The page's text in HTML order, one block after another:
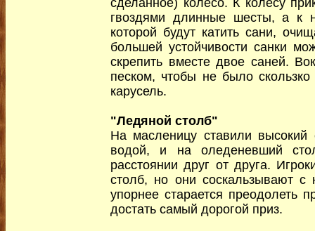
сделанное) колесо. К колесу
гвоздями длинные шесты, а к
которой будут катить сани,
большей устойчивости санки
скрепить вместе двое саней.
песком, чтобы не было скользко
карусель.
"Ледяной столб"
На масленицу ставили высокий
водой, и на оледеневший
расстоянии друг от друга.
столб, но они соскальзывают с
упорнее старается преодолеть
достать самый дорогой приз.